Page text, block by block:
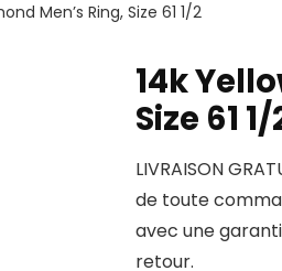
Men’s Ring, Size 61 1/2
14k
Size 61 1/
LIVRAISON
de toute
avec une
retour.